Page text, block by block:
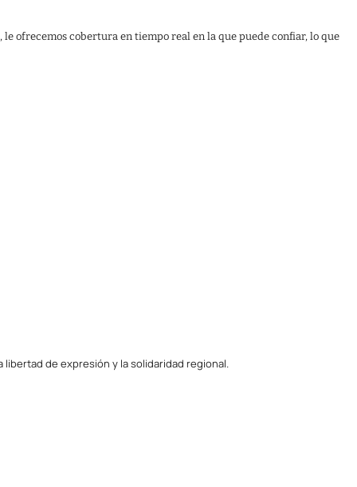
ofrecemos cobertura en tiempo real en la que puede confiar, lo que
libertad de expresión y la solidaridad regional.